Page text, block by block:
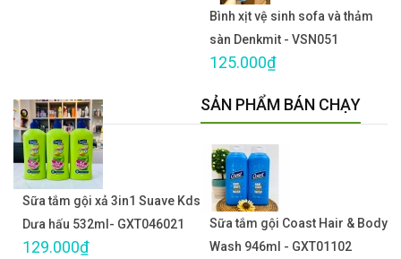
Bình xịt vệ sinh sofa và thảm
sàn Denkmit - VSN051
125.000₫
Sữa tắm gội xả 3in1 Suave Kds
Dưa hấu 532ml- GXT046021
129.000₫
SẢN PHẨM BÁN CHẠY
Sữa tắm gội Coast Hair & Body
Wash 946ml - GXT01102